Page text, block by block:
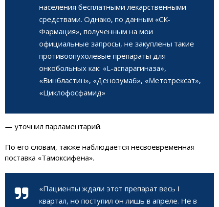
населения бесплатными лекарственными
средствами. Однако, по данным «СК-
Фармация», полученным на мои
официальные запросы, не закуплены такие
противоопухолевые препараты для
онкобольных как: «L-аспарагиназа»,
«Винбластин», «Денозумаб», «Метотрексат»,
«Циклофосфамид»
— уточнил парламентарий.
По его словам, также наблюдается несвоевременная
поставка «Тамоксифена».
«Пациенты ждали этот препарат весь I
квартал, но поступил он лишь в апреле. Не в